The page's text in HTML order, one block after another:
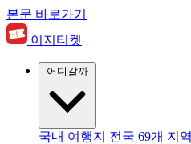
본문 바로가기
이지티켓
국내 여행지 전국 69개 지